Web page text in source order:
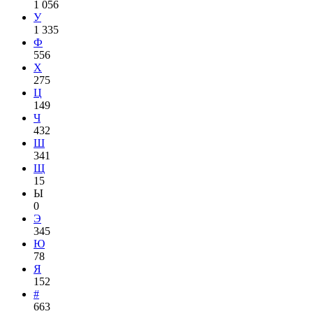
1 056
У
1 335
Ф
556
Х
275
Ц
149
Ч
432
Ш
341
Щ
15
Ы
0
Э
345
Ю
78
Я
152
#
663